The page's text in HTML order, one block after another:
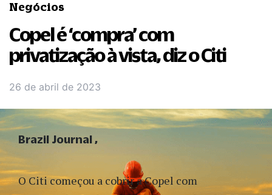
Negócios
Copel é ‘compra’ com
privatização à vista, diz o Citi
26 de abril de 2023
O Citi começou a cobrir a Copel com
Brazil Journal